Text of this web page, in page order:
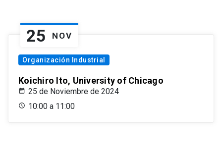
25 NOV
Organización Industrial
Koichiro Ito, University of Chicago
25 de Noviembre de 2024
10:00 a 11:00